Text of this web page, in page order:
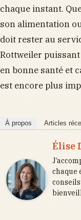
chaque instant.
son alimentation
doit rester au
Rottweiler
en bonne santé et
est encore plus
À propos Articles
Élise
chaque